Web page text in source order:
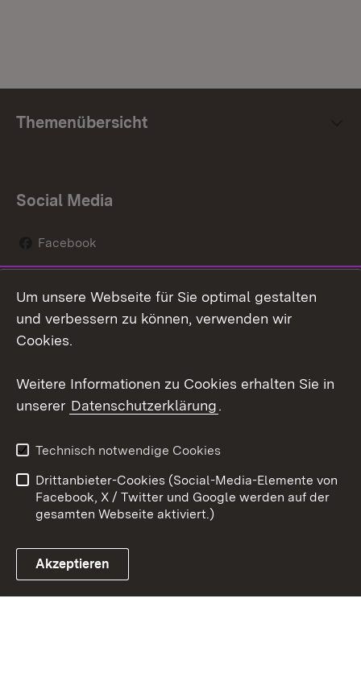
Themenübersicht
Social Media
Facebook
Social Wall
Youtube
Link zum Landesportal
Kontakt
Datenschutz
Barrierefreiheit
Impressum Cookies
Um unsere Webseite für Sie optimal gestalten
und verbessern zu können, verwenden wir
Cookies.
Weitere Informationen zu Cookies erhalten Sie in
unserer Datenschutzerklärung.
Technisch notwendige Cookies
Drittanbieter-Cookies (Social-Media-Elemente von
Facebook, X / Twitter und Google werden auf der
gesamten Webseite aktiviert.)
Akzeptieren